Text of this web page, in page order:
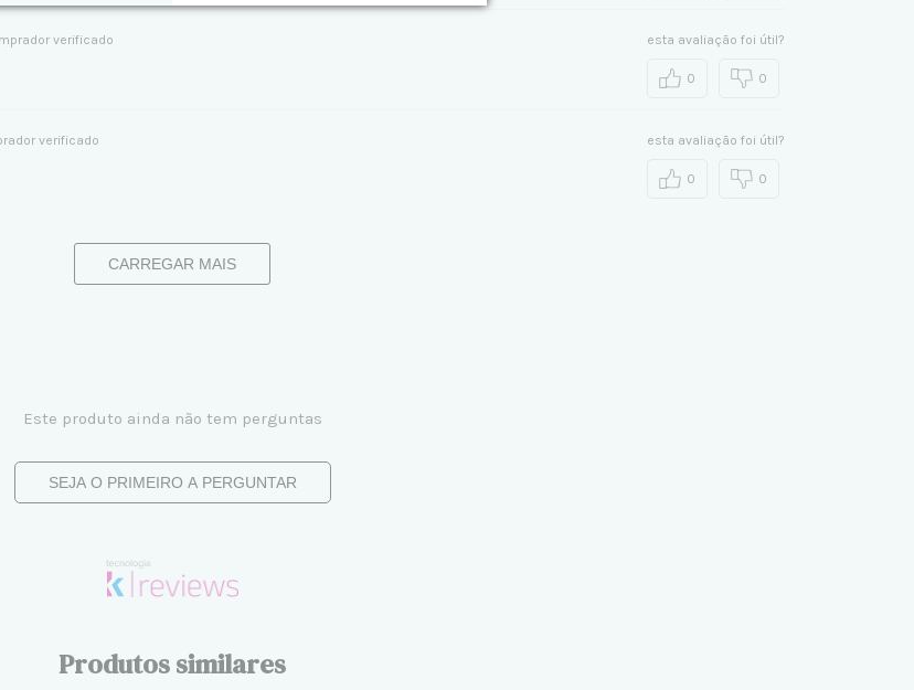
verificado esta avaliação foi útil?
0 0
verificado esta avaliação foi útil?
0 0
CARREGAR MAIS
Este produto ainda não tem perguntas
SEJA O PRIMEIRO A PERGUNTAR
Produtos similares